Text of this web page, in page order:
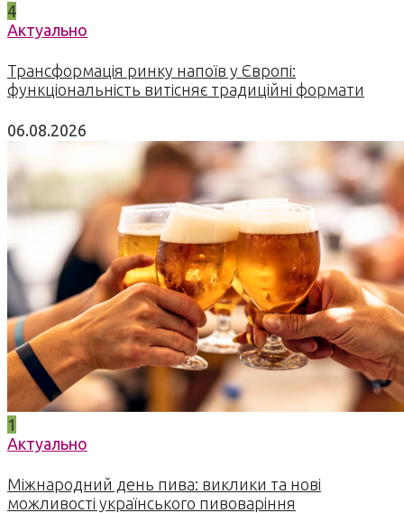
4
Актуально
Трансформація ринку напоїв у Європі:
функціональність витісняє традиційні формати
06.08.2026
1
Актуально
Міжнародний день пива: виклики та нові
можливості українського пивоваріння